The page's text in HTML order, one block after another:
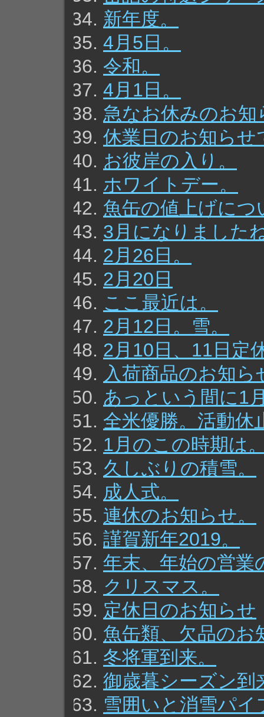
新年度。
4月5日。
令和。
4月1日。
急なお休みのお知
休業日のお知らせ
お彼岸の入り。
ホワイトデー。
魚缶の値上げにつ
3月になりました
2月26日。
2月20日
ここ最近は。
2月12日。雪。
2月10日、11日定
入荷商品のお知ら
あっという間に1
全米優勝。活動休
1月のこの時期は
久しぶりの積雪。
成人式。
連休のお知らせ。
謹賀新年2019。
年末、年始の営業
クリスマス。
定休日のお知らせ
魚缶類、欠品のお
冬将軍到来。
御歳暮シーズン到
雪囲いと消雪パイ